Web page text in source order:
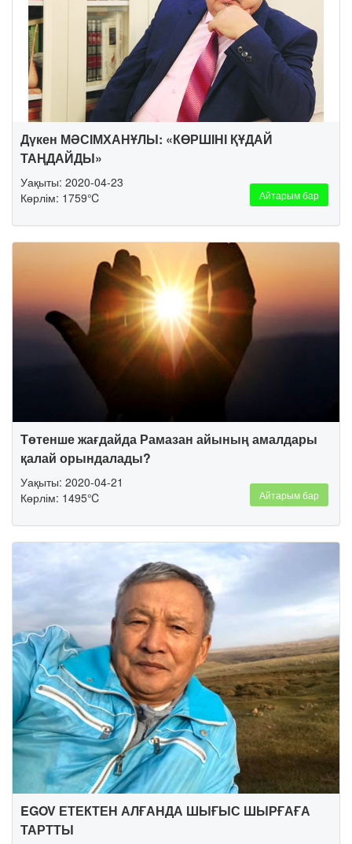
Дүкен МӘСІМХАНҰЛЫ: «КӨРШІНІ ҚҰДАЙ
ТАҢДАЙДЫ»
Уақыты: 2020-04-23
Көрлім: 1759℃
Айтарым бар
Төтенше жағдайда Рамазан айының амалдары
қалай орындалады?
Уақыты: 2020-04-21
Көрлім: 1495℃
Айтарым бар
EGOV ЕТЕКТЕН АЛҒАНДА ШЫҒЫС ШЫРҒАҒА
ТАРТТЫ